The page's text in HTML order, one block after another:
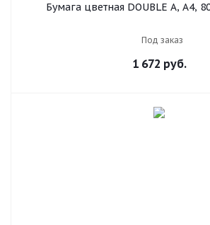
Бумага цветная DOUBLE A, А4,
Под заказ
1 672 руб.